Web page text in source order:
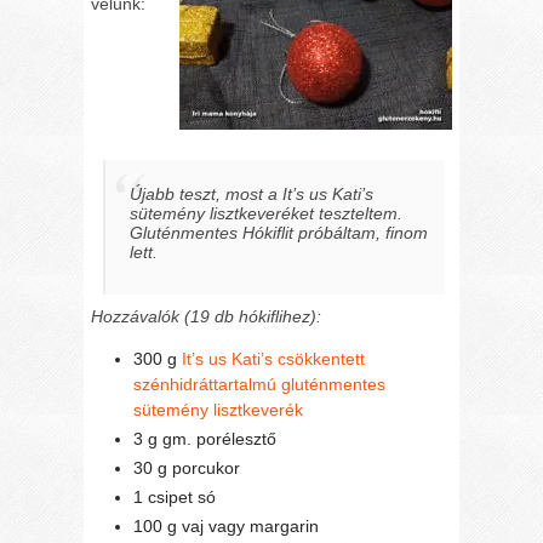
Újabb teszt, most a It’s us Kati’s
sütemény lisztkeveréket teszteltem.
Gluténmentes Hókiflit próbáltam, finom
lett.
Hozzávalók (19 db hókiflihez):
300 g It’s us Kati’s csökkentett
szénhidráttartalmú gluténmentes
sütemény lisztkeverék
3 g gm. porélesztő
30 g porcukor
1 csipet só
100 g vaj vagy margarin